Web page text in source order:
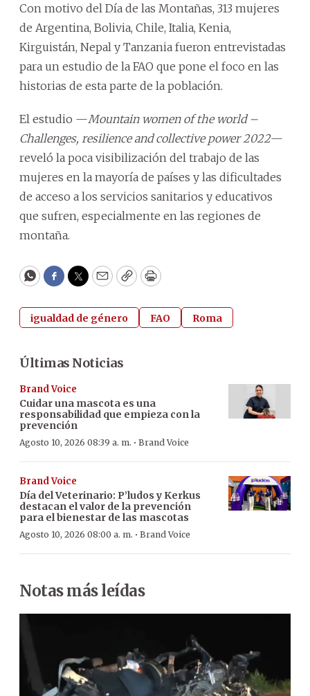
Con motivo del Día de las Montañas, 313 mujeres
de Argentina, Bolivia, Chile, Italia, Kenia,
Kirguistán, Nepal y Tanzania fueron entrevistadas
para un estudio de la FAO que pone el foco en las
historias de esta parte de la población.
El estudio —Mountain women of the world –
Challenges, resilience and collective power 2022—
reveló la poca visibilización del trabajo de las
mujeres en la mayoría de países y las dificultades
de acceso a los servicios sanitarios y educativos
que sufren, especialmente en las regiones de
montaña.
WhatsApp
Facebook
Twitter
EmailCopyPrint
igualdad de género FAO Roma
Últimas Noticias
Brand Voice
Cuidar una mascota es una
responsabilidad que empieza con la
prevención
Agosto 10, 2026 08:39 a. m. · Brand Voice
Brand Voice
Día del Veterinario: P’ludos y Kerkus
destacan el valor de la prevención
para el bienestar de las mascotas
Agosto 10, 2026 08:00 a. m. · Brand Voice
Notas más leídas